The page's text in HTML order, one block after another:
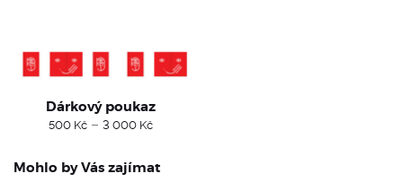
Dárkový poukaz
500 Kč – 3 000 KčPrice
through
Mohlo by Vás zajímat